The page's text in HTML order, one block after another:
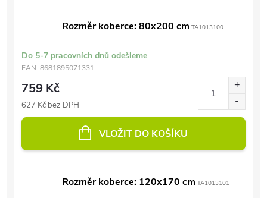
Rozměr koberce: 80x200 cm TA1013100
Do 5-7 pracovních dnů odešleme
EAN: 8681895071331
759 Kč
627 Kč bez DPH
VLOŽIT DO KOŠÍKU
Rozměr koberce: 120x170 cm TA1013101